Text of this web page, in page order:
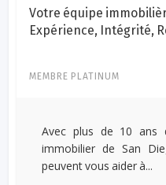
Votre équipe
Expérience, Intégrité,
MEMBRE PLATINUM
Avec plus de 10 ans
immobilier de San
peuvent vous aider à...